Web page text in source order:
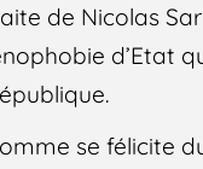
de Nicolas
se félicite